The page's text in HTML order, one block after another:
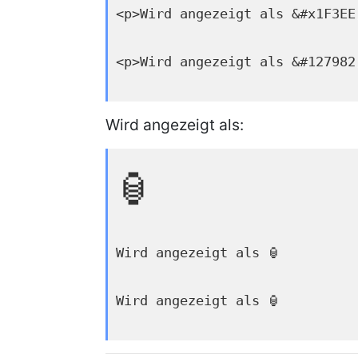
<p>Wird angezeigt als
<p>Wird angezeigt als
Wird angezeigt als:
🏮
Wird angezeigt als 🏮
Wird angezeigt als 🏮